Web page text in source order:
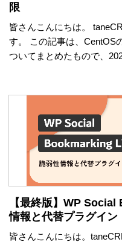
限
皆さんこんにちは。
す。 この記事は、CentOS
ついてまとめたもので、
【最終版】WP
情報と代替プラグイン
皆さんこんにちは。